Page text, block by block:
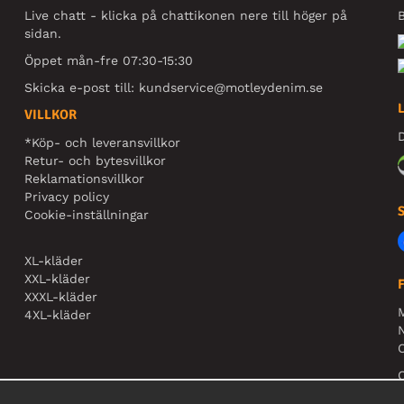
Live chatt - klicka på chattikonen nere till höger på
sidan.
Öppet mån-fre 07:30-15:30
Skicka e-post till: kundservice@motleydenim.se
VILLKOR
*Köp- och leveransvillkor
Retur- och bytesvillkor
Reklamationsvillkor
Privacy policy
Cookie-inställningar
XL-kläder
XXL-kläder
XXXL-kläder
4XL-kläder